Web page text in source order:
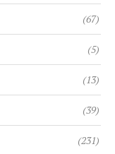
(67)
(5)
(13)
(39)
(231)